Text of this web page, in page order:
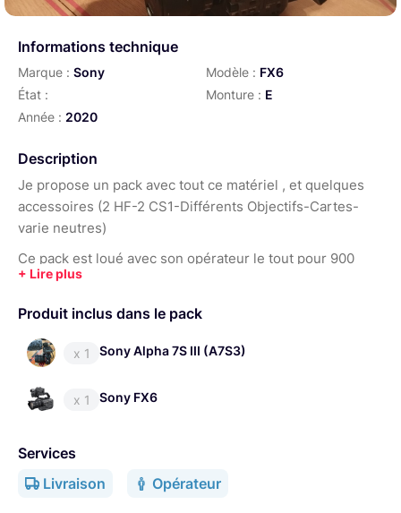
Informations technique
Marque : Sony Modèle : FX6
État :
Monture : E
Année : 2020
Description
Je propose un pack avec tout ce matériel , et quelques
accessoires (2 HF-2 CS1-Différents Objectifs-Cartes-
varie neutres)
Ce pack est loué avec son opérateur le tout pour 900
Euros, ou en sa présence.
Un drone DJI Mavic 3 pro est en location aussi avec son
Produit inclus dans le pack
x 1 Sony Alpha 7S III (A7S3)
x 1 Sony FX6
Services
Livraison
Opérateur